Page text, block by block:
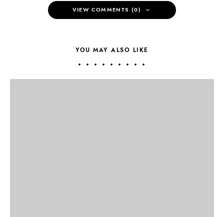
VIEW COMMENTS (0)
YOU MAY ALSO LIKE